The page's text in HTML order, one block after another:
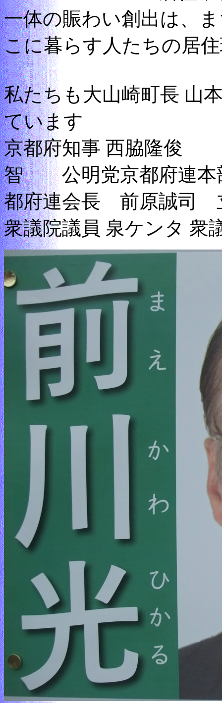
一体の賑わい創出は、
こに暮らす人たちの居
私たちも大山崎町長 山
ています
京都府知事 西脇隆俊
智 公明党京都府連本
都府連会長 前原誠司
衆議院議員 泉ケンタ 衆